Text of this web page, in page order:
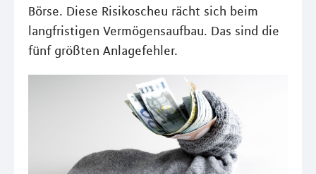
Börse. Diese Risikoscheu rächt sich beim
langfristigen Vermögensaufbau. Das sind die
fünf größten Anlagefehler.